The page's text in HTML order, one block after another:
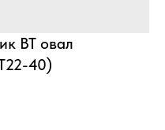
BT овал
40)